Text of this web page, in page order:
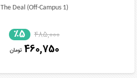
The Deal (Off-Campus 1)
485,000
٪5
460,750 تومان